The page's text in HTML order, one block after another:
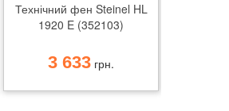
Технічний фен Steinel HL
1920 E (352103)
3 633 грн.